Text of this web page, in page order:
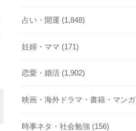
占い・開運 (1,848)
妊婦・ママ (171)
恋愛・婚活 (1,902)
映画・海外ドラマ・書籍・マンガ
時事ネタ・社会勉強 (156)